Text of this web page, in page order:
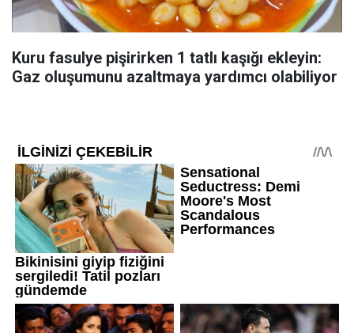
Kuru fasulye pişirirken 1 tatlı kaşığı ekleyin:
Gaz oluşumunu azaltmaya yardımcı olabiliyor